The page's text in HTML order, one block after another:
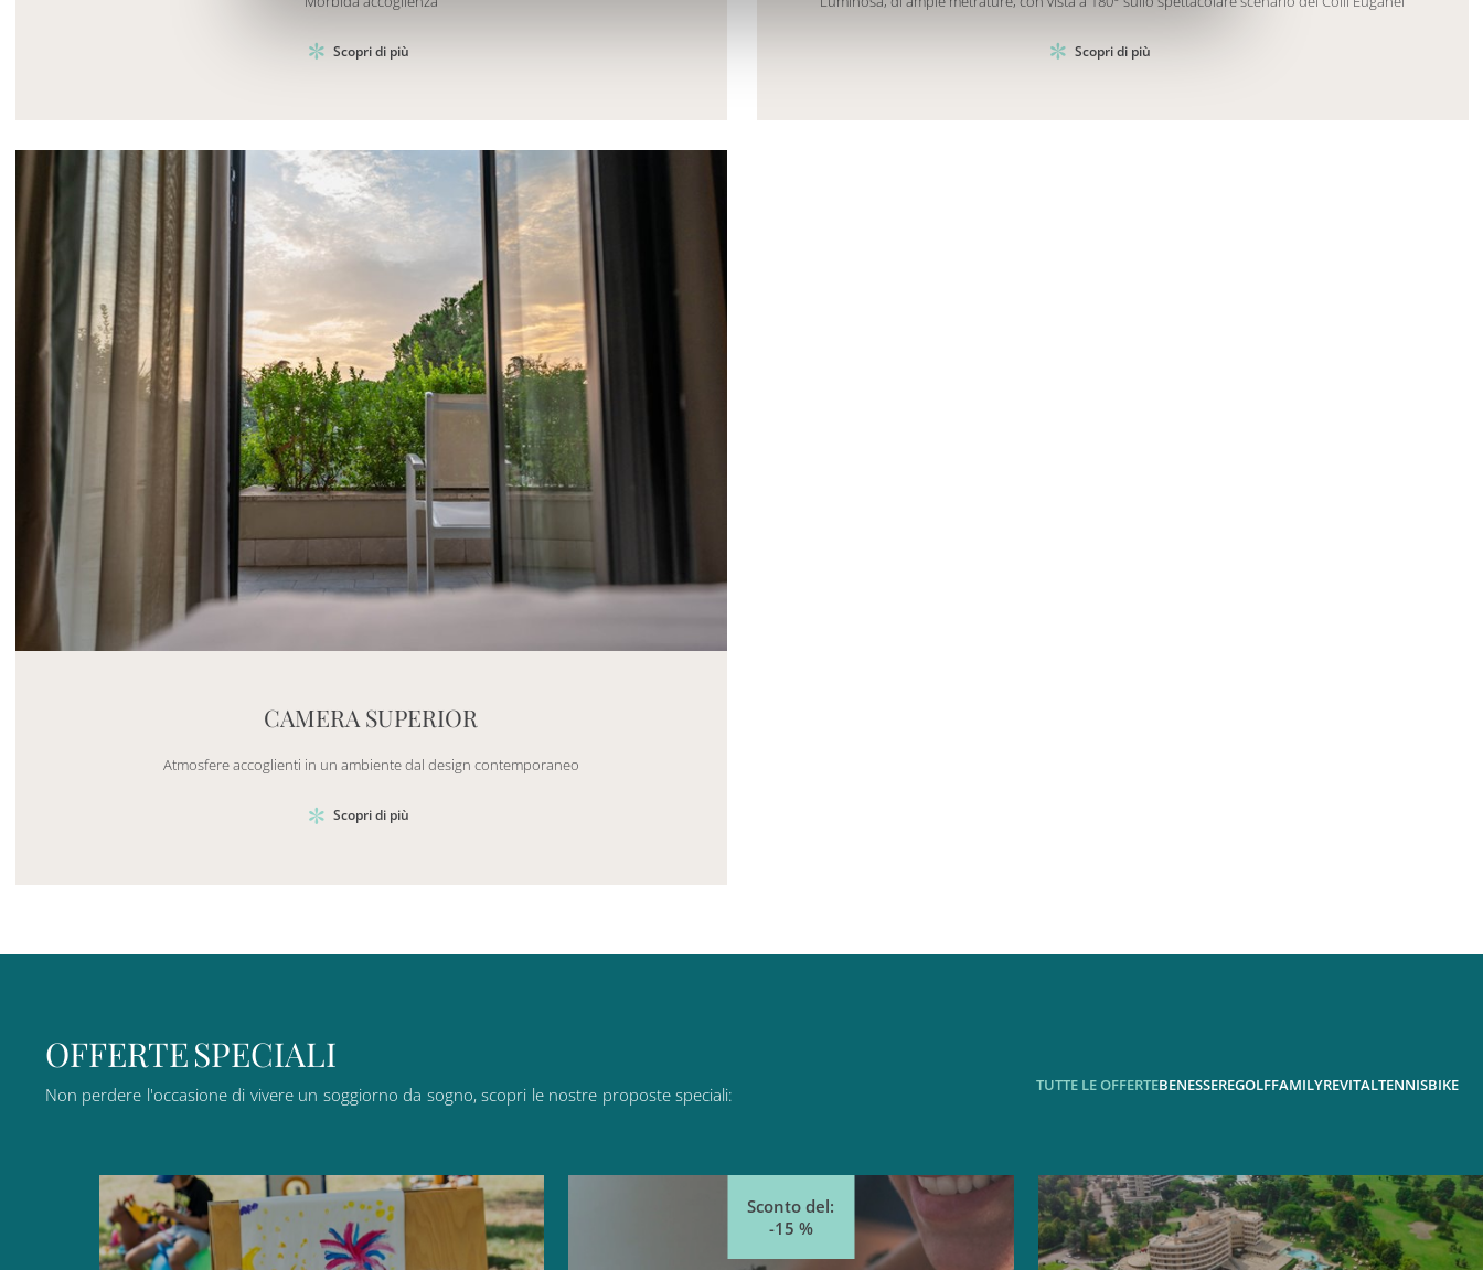
Scopri di più Scopri di più
Mayhem.MultimediaBuilder`2[System.Collections.Generic.List`1[DataAccessLayer.WSR.PageViewModel],Mayhem.Picture]
CAMERA SUPERIOR
Atmosfere accoglienti in un ambiente dal design contemporaneo
Scopri di più
OFFERTESPECIALI
Non perdere l'occasione di vivere un soggiorno da sogno, scopri le nostre proposte speciali: TUTTE LE OFFERTEBENESSEREGOLFFAMILYREVITALTENNISBIKE
Sconto del:
-15 %